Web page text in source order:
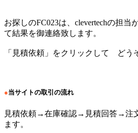
お探しのFC023は、clevertechの担当
て結果を御連絡致します。
「見積依頼」をクリックして どう
●当サイトの取引の流れ
見積依頼→在庫確認→見積回答→
ます。